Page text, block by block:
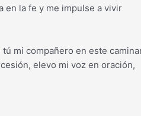
en la fe y me impulse a vivir
mi compañero en este
elevo mi voz en oración,